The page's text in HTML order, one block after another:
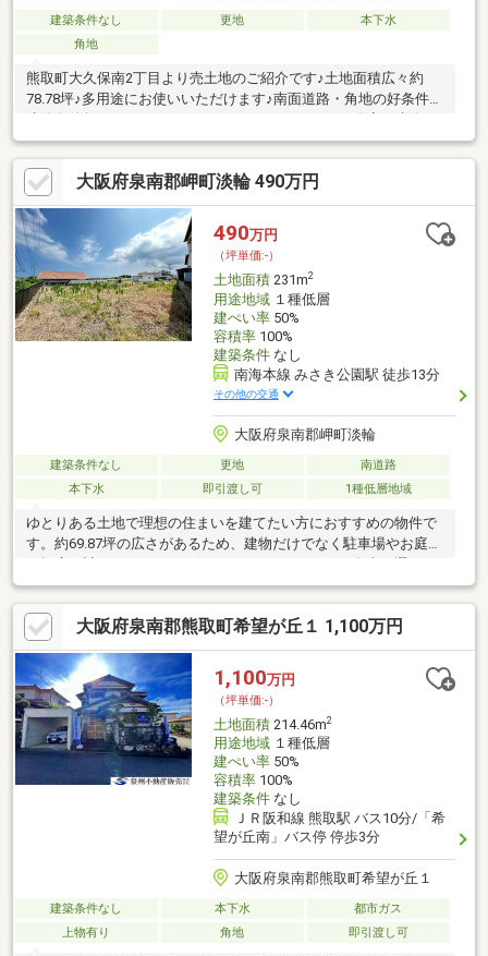
建築条件なし 更地
本下水
角地
熊取町大久保南2丁目より売土地のご紹介です♪土地面積広々約
78.78坪♪多用途にお使いいただけます♪南面道路・角地の好条件♪
能です♪新築用地としても最適でございます♪周辺には商業施設が
多数あり生活至便♪小学校も徒歩圏内のためファミリー層の方々に
もおすすめ♪お問い合わせお待ちしております
♪*********************※令和8年度固定資産税額：15839円※上水
道・都市ガスの引込なし
大阪府泉南郡岬町淡輪 490万円
490万円
（坪単価:-）
土地面積231m2
用途地域１種低層
建ぺい率50%
容積率100%
建築条件なし
南海本線 みさき公園駅 徒歩13分
その他の交通
大阪府泉南郡岬町淡輪
建築条件なし 更地
南道路
本下水
即引渡し可 1種低層地域
ゆとりある土地で理想の住まいを建てたい方におすすめの物件で
す。約69.87坪の広さがあるため、建物だけでなく駐車場やお庭ま
で幅広く計画できます。お好きなハウスメーカーを自由に選べる
のも魅力です。
大阪府泉南郡熊取町希望が丘１ 1,100万円
1,100万円
（坪単価:-）
土地面積214.46m2
用途地域１種低層
建ぺい率50%
容積率100%
建築条件なし
ＪＲ阪和線 熊取駅 バス10分/「希
望が丘南」バス停 停歩3分
大阪府泉南郡熊取町希望が丘１
建築条件なし 本下水
都市ガス
上物有り
角地 即引渡し可